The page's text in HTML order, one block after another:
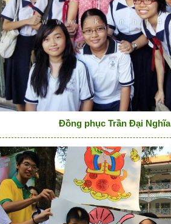
Đồng phục Trần Đại Nghĩa